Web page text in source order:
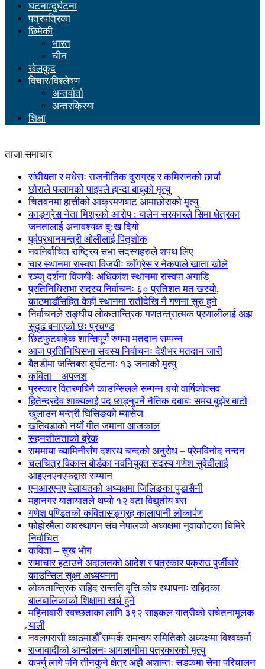
घटना/दुर्घटना
पत्रपत्रिका
छिमेकी
भारत
चीन
खेलकुद
विचार/विश्लेषण
अन्तर्वार्ता
अन्तरक्रिया
शिक्षा
ताजा समाचार
संघीयता र मधेसः राजनीतिक दुराग्रह र कमिसनको छायाँ
छोराले फलामको पाइपले हान्दा बाबुको मृत्यु
चितवनमा हात्तीको आक्रमणबाट आमाछोराको मृत्यु
काङ्ग्रेस नेता मिश्रको आरोप : बालेन सरकारले सिमा क्षेत्रका
जनतालाई अनावश्यक दु:ख दियो
पूर्वप्रधानमन्त्री ओलीलाई पितृशोक
नवनिर्वाचित राष्ट्रिय सभा सदस्यहरुले शपथ लिए
चार स्थानमा रास्वपा विजयीः काँग्रेस र नेकपाले खाता खोले
रञ्जु दर्शना विजयीः अधिकांश स्थानमा रास्वपा अगाडि
प्रतिनिधिसभा सदस्य निर्वाचनः ६० प्रतिशत मत खस्यो,
काठमाडौँसहित केही स्थानमा रातीदेखि नै गणना सुरु हुने
निर्वाचनले सङ्घीय लोकतान्त्रिक गणतन्त्रात्मक प्रणालीलाई अझ
सुदृढ बनाएको छः प्रचण्ड
छिटफुटबाहेक शान्तिपूर्ण रुपमा मतदान सम्पन्न
आज प्रतिनिधिसभा सदस्य निर्वाचनः देशैभर मतदान जारी
बैतडीमा जन्तिबस दुर्घटनाः १३ जनाको मृत्यु
कविता – अपजश
पुरस्कार वितरणबिनै काउन्सिलले सम्पन्न गर्‍यो वार्षिकोत्सव
हितेन्द्रदेव शाक्यलाई पद छाड्नुपर्ने नैतिक दबाबः समय बुझेर बाटो
खुलाउन मन्त्री घिसिङको म्यासेज
खतिवडाको नयाँ गीत जमाना आजकाल
सहनशीलताको ब्रेक
राममाया च्यामिनीसँग दशरथ चन्दको अनुरोध – प्रेमविनोद नन्दन
चलचित्र विकास बोर्डका नवनियुक्त सदस्य गणेश सुवेदीलाई
आइएनएनएफद्वारा सम्मान
एनआरएनए बेलायतको अध्यक्षमा जिलिङका पुडासैनी
महानगर यातायातले थप्यो १२ वटा विद्युतीय बस
गणेश पण्डितको कवितासङ्ग्रह कालापानी लोकार्पण
फोहोरमैला व्यवस्थापन संघ नेपालको अध्यक्षमा नुवाकोटका घिमिरे
निर्वाचित
कविता – सुख भोग
समाचार हटाउने अदालतको आदेश र पत्रकार पक्राउ पुर्जीबारे
काउन्सिल सुक्ष्म अध्ययनमा
लोकतान्त्रिक सहिद सन्तति वृत्ति कोष स्थापनाः सहिदका
बालबालिकाको शिक्षामा खर्च हुने
महिनावारी स्वच्छताका लागि ३९२ साइकल यात्रीको सचेतनामूलक
र्‍याली
नवलपरासी काठमाडौँ सम्पर्क समन्वय समितिको अध्यक्षमा विश्वकर्मा
राजावादीको आन्दोलनः आगलागीमा पत्रकारको मृत्यु
कर्फ्यु लागे पनि तीनकुने क्षेत्र अझै अशान्तः सडकमा सेना परिचालन